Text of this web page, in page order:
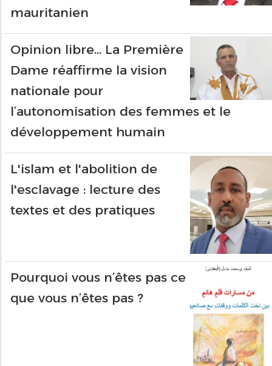
mauritanien
Opinion libre… La Première
Dame réaffirme la vision
nationale pour
l’autonomisation des femmes et le
développement humain
L'islam et l'abolition de
l'esclavage : lecture des
textes et des pratiques
Pourquoi vous n’êtes pas ce
que vous n’êtes pas ?